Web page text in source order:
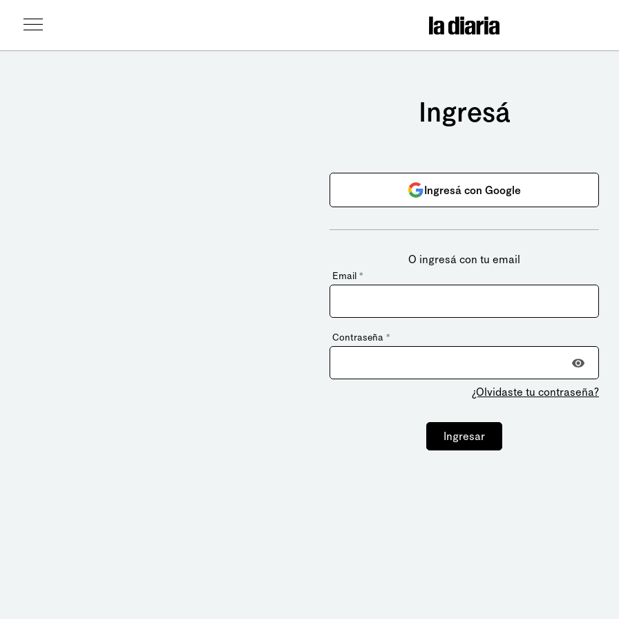
Ingresá
Ingresá con Google
O ingresá con tu email
Email *
Contraseña *
¿Olvidaste tu contraseña?
Ingresar